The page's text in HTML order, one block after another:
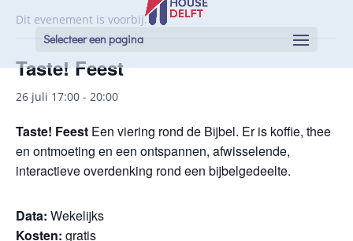
Selecteer een pagina
Dit evenement is voorbij.
Taste! Feest
26 juli 17:00 - 20:00
Taste! Feest Een viering rond de Bijbel. Er is koffie, thee
en ontmoeting en een ontspannen, afwisselende,
interactieve overdenking rond een bijbelgedeelte.
Data: Wekelijks
Kosten: gratis